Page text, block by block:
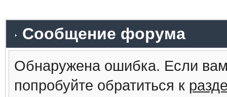
Сообщение форума
Обнаружена ошибка. Если
попробуйте обратиться к